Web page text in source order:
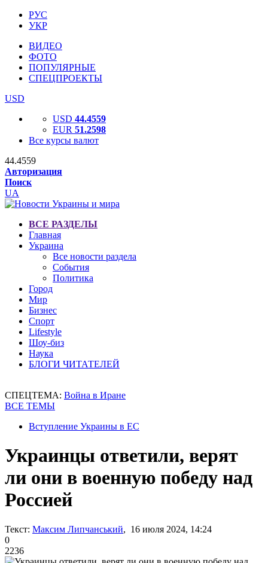
РУС
УКР
ВИДЕО
ФОТО
ПОПУЛЯРНЫЕ
СПЕЦПРОЕКТЫ
USD
USD 44.4559
EUR 51.2598
Все курсы валют
44.4559
Авторизация
Поиск
UA
ВСЕ РАЗДЕЛЫ
Главная
Украина
Все новости раздела
События
Политика
Город
Мир
Бизнес
Спорт
Lifestyle
Шоу-биз
Наука
БЛОГИ ЧИТАТЕЛЕЙ
СПЕЦТЕМА: Война в Иране
ВСЕ ТЕМЫ
Вступление Украины в ЕС
Украинцы ответили, верят
ли они в военную победу над
Россией
Текст: Максим Липчанський, 16 июля 2024, 14:24
0
2236